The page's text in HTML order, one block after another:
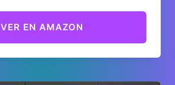
VER EN AMAZON